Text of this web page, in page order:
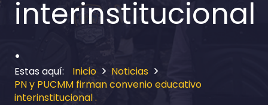
interinstitucional
.
Inicio
Noticias
PN y PUCMM firman convenio educativo
interinstitucional .